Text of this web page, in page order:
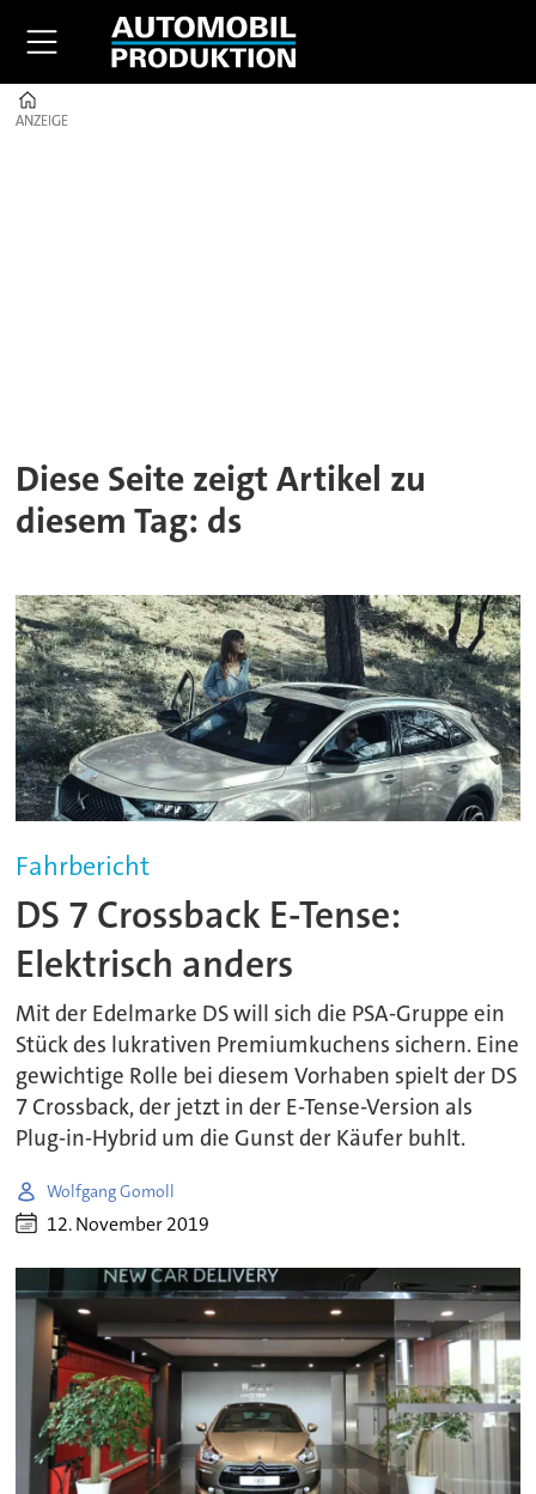
ANZEIGE
ANZEIGE
Diese Seite zeigt Artikel zu
diesem Tag: ds
Fahrbericht
DS 7 Crossback E-Tense:
Elektrisch anders
Mit der Edelmarke DS will sich die PSA-Gruppe ein
Stück des lukrativen Premiumkuchens sichern. Eine
gewichtige Rolle bei diesem Vorhaben spielt der DS
7 Crossback, der jetzt in der E-Tense-Version als
Plug-in-Hybrid um die Gunst der Käufer buhlt.
Wolfgang Gomoll
12. November 2019